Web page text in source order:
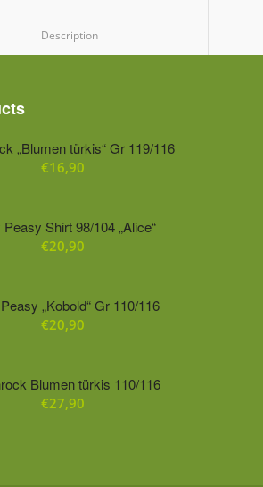
						Description
„Blumen türkis“ Gr 119/116
€16,90
Shirt 98/104 „Alice“
€20,90
„Kobold“ Gr 110/116
€20,90
Blumen türkis 110/116
€27,90